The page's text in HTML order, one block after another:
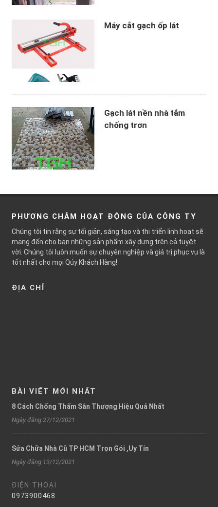
Máy cắt gạch ốp lát
Gạch lát nền nhà tắm
chống trơn
PHƯƠNG CHÂM HOẠT ĐỘNG CỦA CÔNG TY
Chúng tôi tin rằng sự tối giản, sáng tạo và thi triển linh hoạt sẽ
mang đến cho bạn những sản phẩm xây dựng trên cả tuyệt
vời. Chúng tôi luôn muốn sự chuyên nghiệp và giá trị phục vụ là
tốt nhất cho mọi Qúy Khách Hàng!
ĐỊA CHỈ
BÀI VIẾT MỚI NHẤT
8 Cách Chống Thấm Sân Thượng Hiệu Quả Nhất
Ngày đăng 27/12/2021
Sửa Chữa Nhà Cũ TP HCM Trọn Gói ,Uy Tín
Ngày đăng 13/12/2021
ĐIỆN THOẠI
0973900468